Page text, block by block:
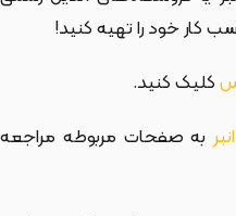
کار خود را تهیه کنید!
کلیک کنید.
انبربه صفحات مربوطه مراجعه